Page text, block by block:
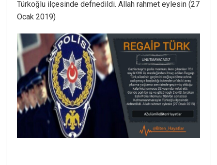
Türkoğlu ilçesinde defnedildi. Allah rahmet eylesin (27
Ocak 2019)